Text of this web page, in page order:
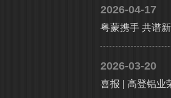
2026-04-17
2026-03-20